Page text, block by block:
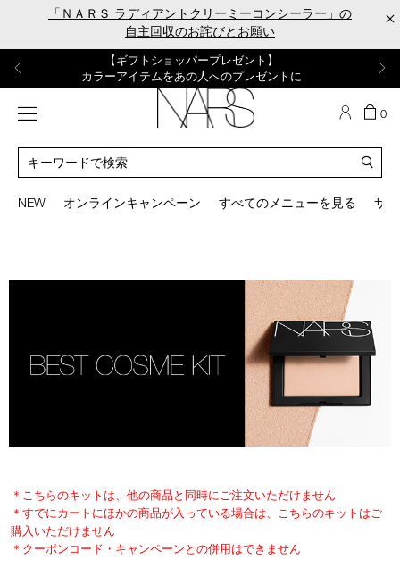
×
「ＮＡＲＳ ラディアントクリーミーコンシーラー」の
自主回収のお詫びとお願い
【ミニパフプレゼント】
新リキッドブラッシュご購入でプレゼント
【はじめての購入はこちらから】
新リキッドブラッシュスターターキット
【サンプル＆ヘアピン付】
オイルクレンジングキット
【ギフトショッパープレゼント】
カラーアイテムをあの人へのプレゼントに
【ポーチ＆ブラッシュプレゼント】
ORGASM CAMPAIGN
メニュー
NEW オンラインキャンペーン すべてのメニューを見る サ
カ
ト
商
数
0
ロ
グ
検
can
(or
your
given
as
you
type
or
＊こちらのキットは、他の商品と同時にご注文いただけません
＊すでにカートにほかの商品が入っている場合は、こちらのキットはご
購入いただけません
＊クーポンコード・キャンペーンとの併用はできません